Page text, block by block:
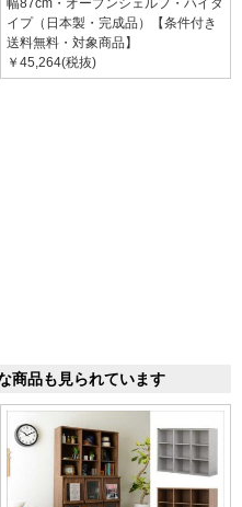
幅87cm・オープンシェルフ・ハイタ
イプ（日本製・完成品）【条件付き
送料無料・対象商品】
￥45,264(税抜)
商品も見られています